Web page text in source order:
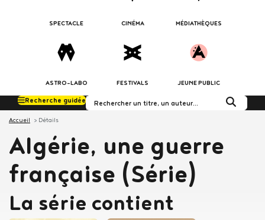
SPECTACLE CINÉMA MÉDIATHÈQUES
ASTRO-LABO FESTIVALS JEUNE PUBLIC
Rechercher dans le
Recherche guidée
Accueil Détails
Algérie, une guerre
française (Série)
La série contient